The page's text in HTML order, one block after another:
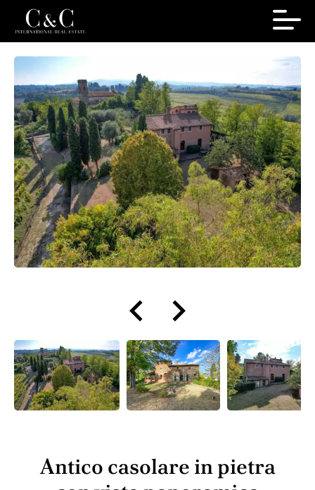
Antico casolare in pietra